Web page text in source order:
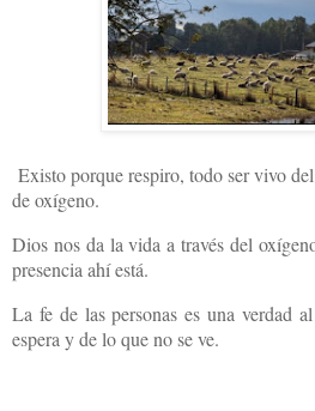
Existo porque respiro, todo ser vivo
de oxígeno.
Dios nos da la vida a través del
presencia ahí está.
La fe de las personas es una verdad
espera y de lo que no se ve.